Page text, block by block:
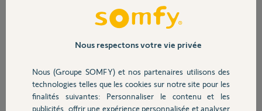
Sécurité
J'ai une caméra Outdoor + une sirène outdoor.
J'aimerai que les sirénes se déclenchent toutes seules en cas de
siréne de la caméra, mais que couplée à une siréne exétérieur et un
link cela devenait possible.
Hors cela ne semble pas possible même relié à un link et une sirène
Nous respectons votre vie privée
Nous (Groupe SOMFY) et nos partenaires utilisons des
technologies telles que les cookies sur notre site pour les
finalités suivantes: Personnaliser le contenu et les
publicités, offrir une expérience personnalisée et analyser